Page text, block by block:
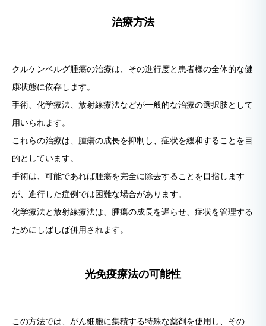
治療方法
クルケンベルグ腫瘍の治療は、その進行度と患者様の全体的な健
康状態に依存します。
手術、化学療法、放射線療法などが一般的な治療の選択肢として
用いられます。
これらの治療は、腫瘍の成長を抑制し、症状を緩和することを目
的としています。
手術は、可能であれば腫瘍を完全に除去することを目指します
が、進行した症例では困難な場合があります。
化学療法と放射線療法は、腫瘍の成長を遅らせ、症状を管理する
ためにしばしば併用されます。
光免疫療法の可能性
この方法では、がん細胞に集積する特殊な薬剤を使用し、その